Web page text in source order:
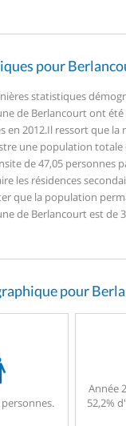
pour
statistiques
de Berlancourt ont été
en 2012.Il ressort que la
une population totale
de 47,05 personnes
les résidences
que la population
de Berlancourt est de
pour
personnes.
Année
52,2%